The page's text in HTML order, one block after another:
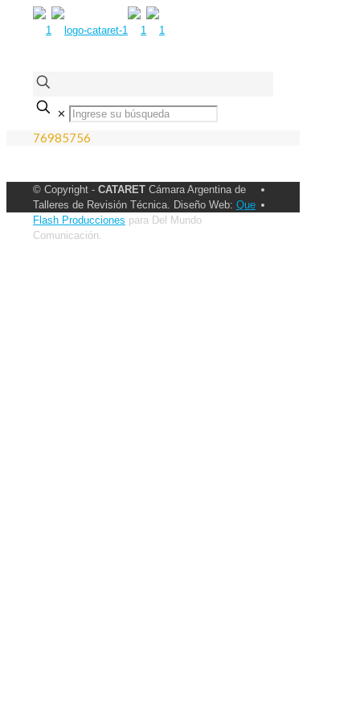
✕
76985756
© Copyright - CATARET Cámara Argentina de
Talleres de Revisión Técnica. Diseño Web: Que
Flash Producciones para Del Mundo
Comunicación.